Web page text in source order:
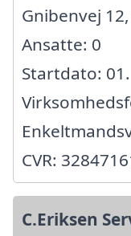
Gnibenvej
Ansatte: 0
Startdato:
CVR:
C.Eriksen